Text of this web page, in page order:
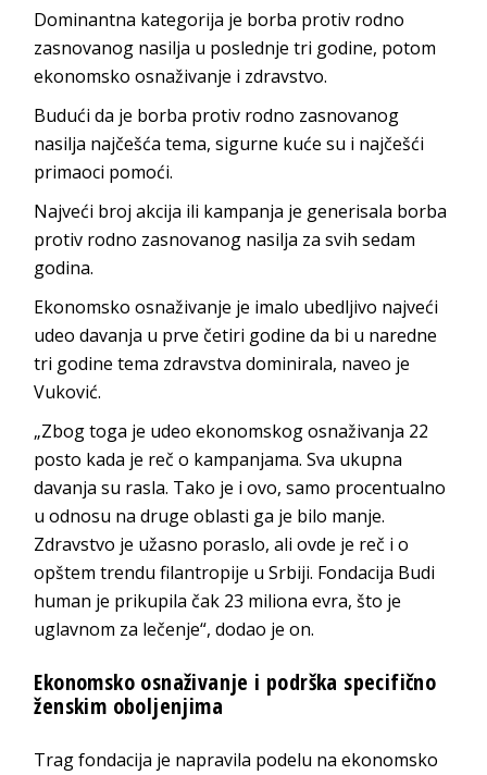
Dominantna kategorija je borba protiv rodno
zasnovanog nasilja u poslednje tri godine, potom
ekonomsko osnaživanje i zdravstvo.
Budući da je borba protiv rodno zasnovanog
nasilja najčešća tema, sigurne kuće su i najčešći
primaoci pomoći.
Najveći broj akcija ili kampanja je generisala borba
protiv rodno zasnovanog nasilja za svih sedam
godina.
Ekonomsko osnaživanje je imalo ubedljivo najveći
udeo davanja u prve četiri godine da bi u naredne
tri godine tema zdravstva dominirala, naveo je
Vuković.
„Zbog toga je udeo ekonomskog osnaživanja 22
posto kada je reč o kampanjama. Sva ukupna
davanja su rasla. Tako je i ovo, samo procentualno
u odnosu na druge oblasti ga je bilo manje.
Zdravstvo je užasno poraslo, ali ovde je reč i o
opštem trendu filantropije u Srbiji. Fondacija Budi
human je prikupila čak 23 miliona evra, što je
uglavnom za lečenje“, dodao je on.
Ekonomsko osnaživanje i podrška specifično
ženskim oboljenjima
Trag fondacija je napravila podelu na ekonomsko